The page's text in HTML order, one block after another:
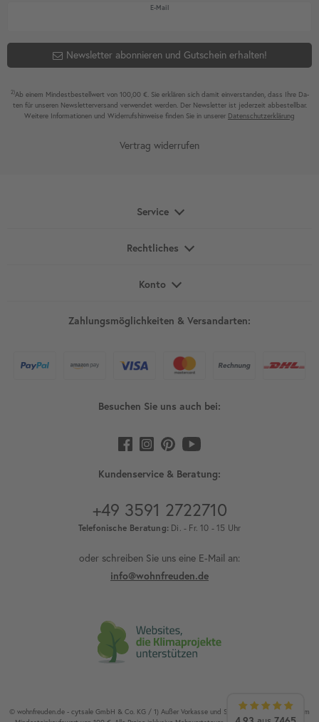
E-MailNewsletter Honig
Newsletter abonnieren und Gutschein erhalten!
2)Ab einem Mindest­bestell­wert von 100,00 €. Sie erklären sich damit ein­ver­standen, dass Ihre Da­
ten für unseren News­letter­versand ver­wen­det werden. Der News­letter ist jeder­zeit ab­bestel­lbar.
Weitere Infor­mationen und Wider­rufshin­weise finden Sie in unserer Daten­schutz­erklärung
Vertrag widerrufen
Service
Rechtliches
Konto
Zahlungsmöglichkeiten & Versandarten:
Besuchen Sie uns auch bei:
Kundenservice & Beratung:
+49 3591 2722710
Telefonische Beratung: Di. - Fr. 10 - 15 Uhr
oder schreiben Sie uns eine E-Mail an:
info@wohnfreuden.de
© wohnfreuden.de - cytsale GmbH & Co. KG / 1) Außer Vorkasse und Speditionsware. 2) Ab einem